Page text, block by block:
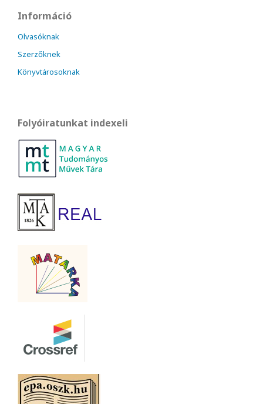
Információ
Olvasóknak
Szerzőknek
Könyvtárosoknak
Folyóiratunkat indexeli